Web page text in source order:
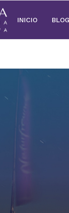
INICIO BLOG